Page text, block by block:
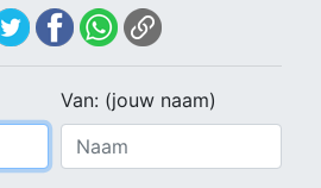
Van: (jouw naam)